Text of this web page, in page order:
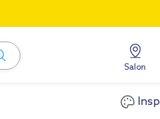
Salon